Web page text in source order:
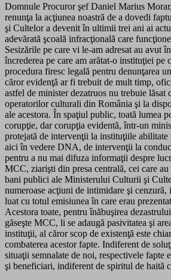
Domnule Procuror şef Daniel Marius
renunţa la acţiunea noastră de a dovedi
şi Cultelor a devenit în ultimii trei ani ai
adevărată şcoală infracţională care
Sesizările pe care vi le-am adresat au avut
încrederea pe care am arătat-o instituţiei pe
procedura firesc legală pentru denunţarea
căror evidenţă ar fi trebuit de mult timp,
astfel de minister dezatruos nu trebuie lăsat
operatorilor culturali din România şi la
ale acestora. În spaţiul public, toată lumea
corupţie, dar corupţia evidentă, într-un
protejată de intervenţii la instituţiile
aici în vedere DNA, de intervenţii la
pentru a nu mai difuza informaţii despre
MCC, ziarişti din presa centrală, cei care
bani publici ale Ministerului Culturii şi
numeroase acţiuni de intimidare şi cenzură,
luat cu totul emisiunea în care erau
Acestora toate, pentru înăbuşirea
găseşte MCC, li se adaugă pasivitatea şi
instituţii, al căror scop de existenţă este
combaterea acestor fapte. Indiferent de
situaţii semnalate de noi, respectivele fapte
şi beneficiari, indiferent de spiritul de haită